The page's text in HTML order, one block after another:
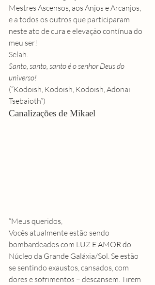
Mestres Ascensos, aos Anjos e Arcanjos,
e a todos os outros que participaram
neste ato de cura e elevação contínua do
meu ser!
Selah.
Santo, santo, santo é o senhor Deus do
universo!
(“Kodoish, Kodoish, Kodoish, Adonai
Tsebaioth”)
Canalizações de Mikael
“Meus queridos,
Vocês atualmente estão sendo
bombardeados com LUZ E AMOR do
Núcleo da Grande Galáxia/Sol. Se estão
se sentindo exaustos, cansados, com
dores e sofrimentos – descansem. Tirem